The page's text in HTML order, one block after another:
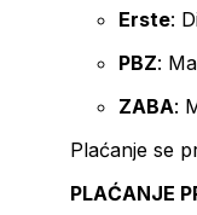
Erste:
PBZ:
ZABA:
Plaćanje se
PLAĆANJE